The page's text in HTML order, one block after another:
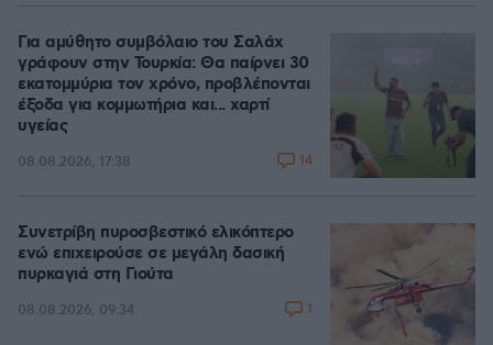
Για αμύθητο συμβόλαιο του Σαλάχ
γράφουν στην Τουρκία: Θα παίρνει 30
εκατομμύρια τον χρόνο, προβλέπονται
έξοδα για κομμωτήρια και... χαρτί
υγείας
08.08.2026, 17:38 14
Συνετρίβη πυροσβεστικό ελικόπτερο
ενώ επιχειρούσε σε μεγάλη δασική
πυρκαγιά στη Γιούτα
08.08.2026, 09:34 1